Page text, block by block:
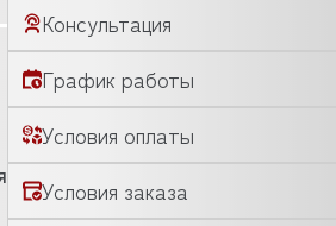
Консультация
График работы
Условия оплаты
Условия заказа